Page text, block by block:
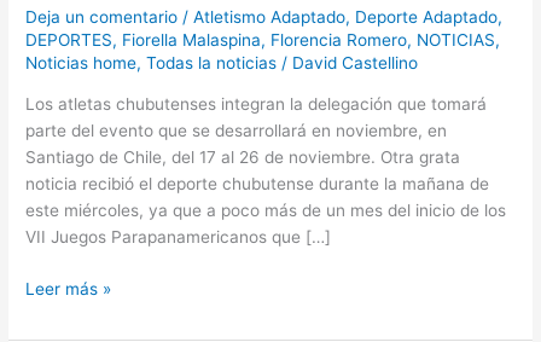
Deja un comentario /Atletismo Adaptado, Deporte Adaptado,
DEPORTES, Fiorella Malaspina, Florencia Romero, NOTICIAS,
Noticias home,Todas la noticias / David Castellino
Los atletas chubutenses integran la delegación que tomará
parte del evento que se desarrollará en noviembre, en
Santiago de Chile, del 17 al 26 de noviembre. Otra grata
noticia recibió el deporte chubutense durante la mañana de
este miércoles, ya que a poco más de un mes del inicio de los
VII Juegos Parapanamericanos que […]
Juegos
ParaPanamericanos
Chile
Leer más »